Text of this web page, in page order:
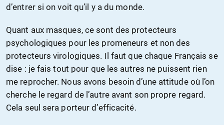
d’entrer si on voit qu’il y a du monde.
Quant aux masques, ce sont des protecteurs
psychologiques pour les promeneurs et non des
protecteurs virologiques. Il faut que chaque Français se
dise : je fais tout pour que les autres ne puissent rien
me reprocher. Nous avons besoin d’une attitude où l’on
cherche le regard de l’autre avant son propre regard.
Cela seul sera porteur d’efficacité.